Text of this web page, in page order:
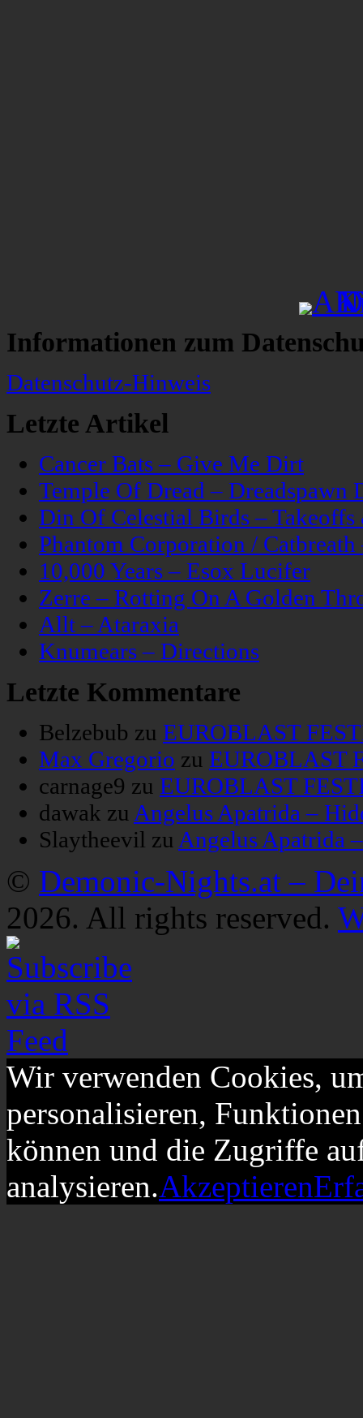
Informationen zum
Datenschutz-Hinweis
Letzte Artikel
Cancer Bats – Give Me Dirt
Temple Of Dread – Dreadspawn
Din Of Celestial Birds –
Phantom Corporation /
10,000 Years – Esox Lucifer
Zerre – Rotting On A Golden
Allt – Ataraxia
Knumears – Directions
Letzte Kommentare
Belzebub zu EUROBLAST
Max Gregorio zu EUROBLAST
carnage9 zu EUROBLAST
dawak zu Angelus Apatrida –
Slaytheevil zu Angelus Apatrida
© Demonic-Nights.at –
2026. All rights reserved.
Wir verwenden Cookies,
personalisieren,
können und die Zugriffe
analysieren.Akzeptieren